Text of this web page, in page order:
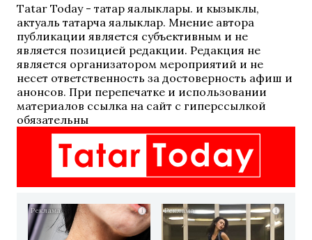
Tatar Today - татар яңалыклары. иң кызыклы,
актуаль татарча яңалыклар. Мнение автора
публикации является субъективным и не
является позицией редакции. Редакция не
является организатором мероприятий и не
несет ответственность за достоверность афиш и
анонсов. При перепечатке и использовании
материалов ссылка на сайт с гиперссылкой
обязательны
i i